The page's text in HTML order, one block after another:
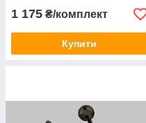
1 175 ₴/комплект
Купити